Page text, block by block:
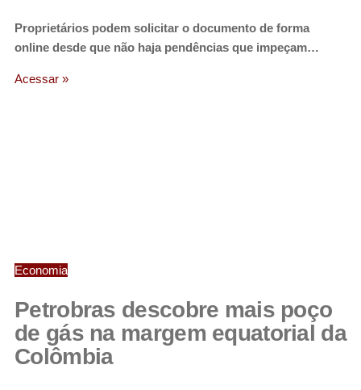
Proprietários podem solicitar o documento de forma
online desde que não haja pendências que impeçam…
Acessar »
Economia
Petrobras descobre mais poço
de gás na margem equatorial da
Colômbia